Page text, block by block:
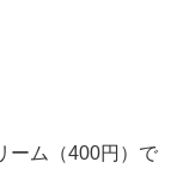
ーム（400円）で